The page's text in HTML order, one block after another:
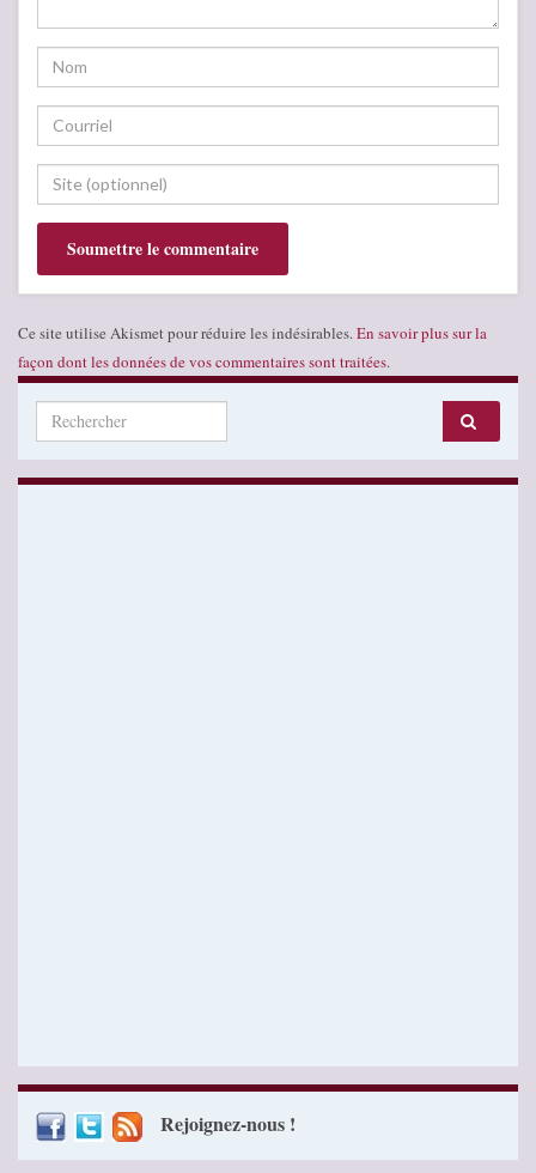
Ce site utilise Akismet pour réduire les indésirables. En savoir plus sur la
façon dont les données de vos commentaires sont traitées.
Search for:
Rejoignez-nous !